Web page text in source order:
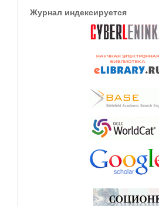
Журнал индексируется